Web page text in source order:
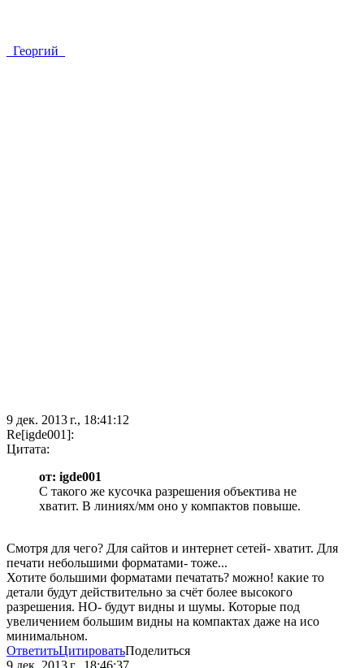
_Георгий_
9 дек. 2013 г., 18:41:12
Re[igde001]:
Цитата:
от: igde001
С такого же кусочка разрешения объектива не
хватит. В линиях/мм оно у компактов повыше.
Смотря для чего? Для сайтов и интернет сетей- хватит. Для
печати небольшими форматами- тоже...
Хотите большими форматами печатать? можно! какие то
детали будут действительно за счёт более высокого
разрешения. НО- будут видны и шумы. Которые под
увеличением большим видны на компактах даже на исо
минимальном.
ОтветитьЦитироватьПоделиться